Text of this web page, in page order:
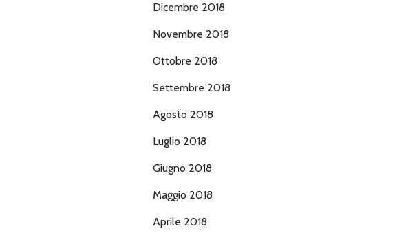
Dicembre 2018
Novembre 2018
Ottobre 2018
Settembre 2018
Agosto 2018
Luglio 2018
Giugno 2018
Maggio 2018
Aprile 2018